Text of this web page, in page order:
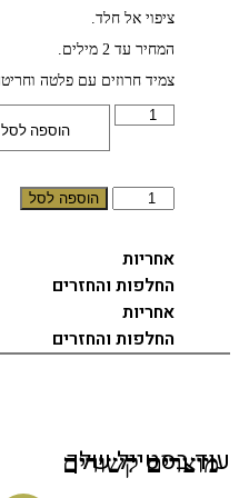
ציפוי אל חלד.
המחיר עד 2 מילים.
צמיד חרוזים עם פלטה וחריטה
כמות
חריטה
אישית
הוספה לסל
כמות
של
עור
חריטה
אישית
הוספה לסל
אחריות
החלפות והחזרים
אחריות
החלפות והחזרים
עוד בסטייל שלך
מוצרים קשורים